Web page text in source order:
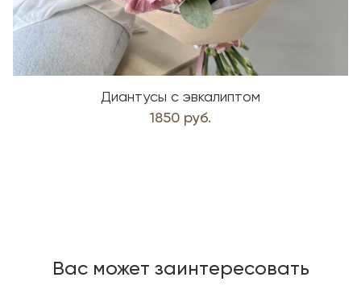
Диантусы с эвкалиптом
1850 руб.
Вас может заинтересовать